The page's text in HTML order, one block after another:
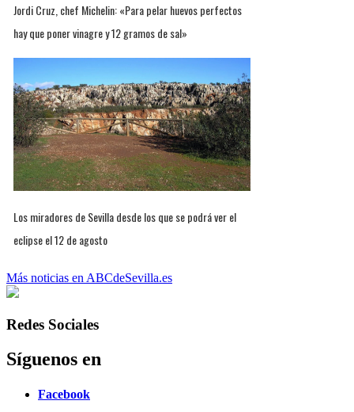
Jordi Cruz, chef Michelin: «Para pelar huevos perfectos
hay que poner vinagre y 12 gramos de sal»
Los miradores de Sevilla desde los que se podrá ver el
eclipse el 12 de agosto
Más noticias en ABCdeSevilla.es
Redes Sociales
Síguenos en
Facebook